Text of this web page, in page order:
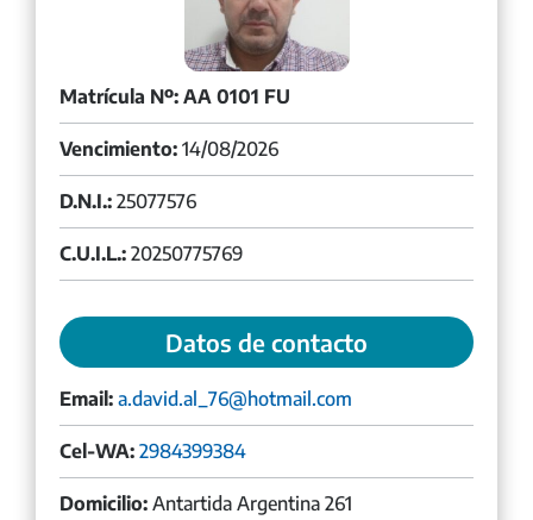
Matrícula Nº: AA 0101 FU
Vencimiento: 14/08/2026
D.N.I.: 25077576
C.U.I.L.: 20250775769
Datos de contacto
Email: a.david.al_76@hotmail.com
Cel-WA: 2984399384
Domicilio: Antartida Argentina 261